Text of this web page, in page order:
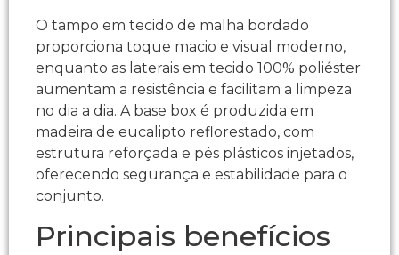
O tampo em tecido de malha bordado
proporciona toque macio e visual moderno,
enquanto as laterais em tecido 100% poliéster
aumentam a resistência e facilitam a limpeza
no dia a dia. A base box é produzida em
madeira de eucalipto reflorestado, com
estrutura reforçada e pés plásticos injetados,
oferecendo segurança e estabilidade para o
conjunto.​
Principais benefícios